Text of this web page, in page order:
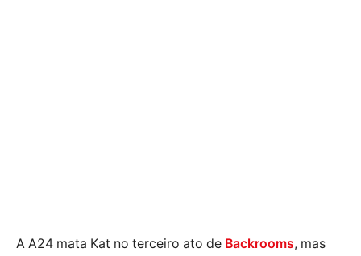
A A24 mata Kat no terceiro ato de Backrooms, mas